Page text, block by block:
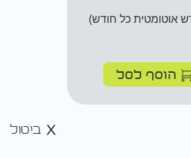
אוטומטית כל חודש)
הוסף לסל
ביטול